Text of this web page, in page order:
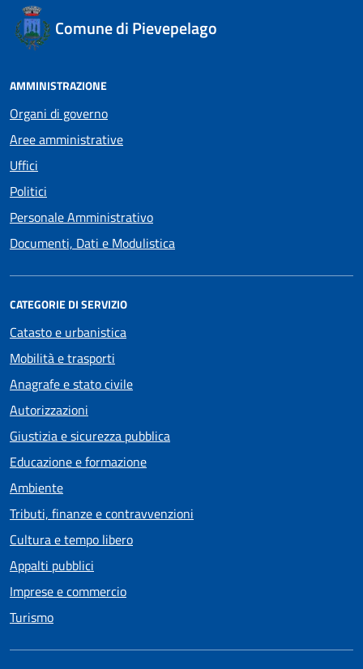
Comune di Pievepelago
AMMINISTRAZIONE
Organi di governo
Aree amministrative
Uffici
Politici
Personale Amministrativo
Documenti, Dati e Modulistica
CATEGORIE DI SERVIZIO
Catasto e urbanistica
Mobilità e trasporti
Anagrafe e stato civile
Autorizzazioni
Giustizia e sicurezza pubblica
Educazione e formazione
Ambiente
Tributi, finanze e contravvenzioni
Cultura e tempo libero
Appalti pubblici
Imprese e commercio
Turismo